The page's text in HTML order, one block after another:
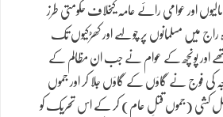
اور عوامی رائے عامہ کیخلاف حکومتی طرز
راج میں مسلمانوں پر چولہے اور کھڑکیوں تک
اور پونچھ کے عوام نے جب ان مظالم کے
کی فوج نے گاؤں کے گاؤں جلا کر اور جموں
نسل کشی (جموں قتلِ عام) کر کے اس تحریک کو